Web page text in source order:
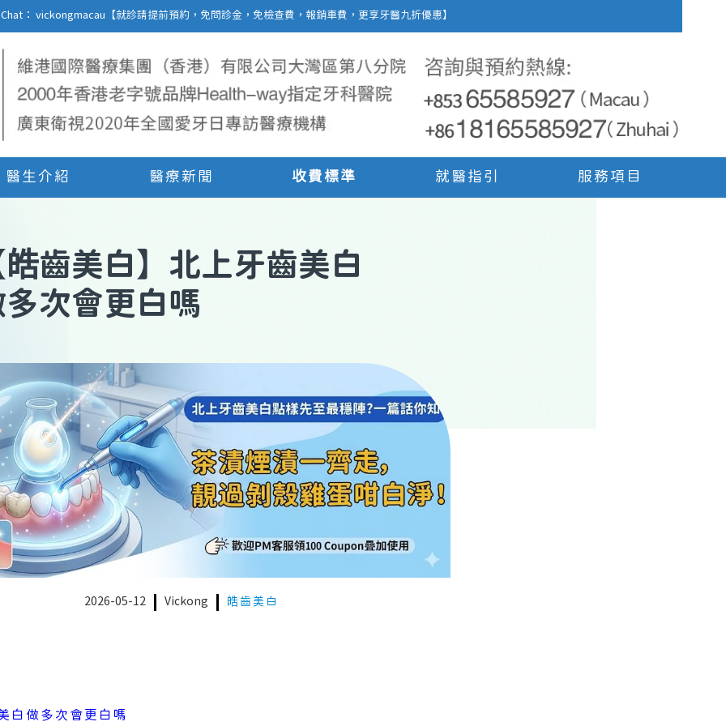
： vickongmacau【就診請提前預約，免問診金，免檢查費，報銷車費，更享牙醫九折優惠】
醫生介紹 醫療新聞 收費標準 就醫指引 服務項目
皓齒美白】 北上牙齒美白
次會更白嗎
2026-05-12 Vickong 皓齒美白
白做多次會更白嗎